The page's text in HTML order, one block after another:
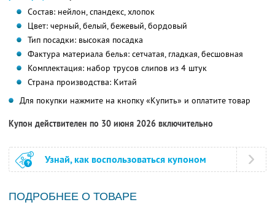
Состав: нейлон, спандекс, хлопок
Цвет: черный, белый, бежевый, бордовый
Тип посадки: высокая посадка
Фактура материала белья: сетчатая, гладкая, бесшовная
Комплектация: набор трусов слипов из 4 штук
Страна производства: Китай
Для покупки нажмите на кнопку «Купить» и оплатите товар
Купон действителен по 30 июня 2026 включительно
Узнай, как воспользоваться купоном
ПОДРОБНЕЕ О ТОВАРЕ